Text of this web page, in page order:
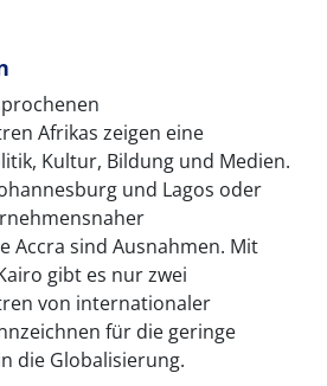
Afrikas zeigen eine
Kultur, Bildung und Medien.
und Lagos oder
Accra sind Ausnahmen. Mit
gibt es nur zwei
von internationaler
für die geringe
die Globalisierung.